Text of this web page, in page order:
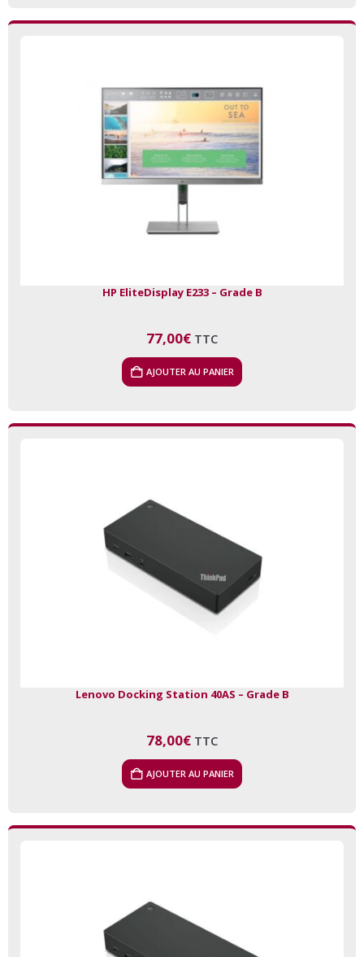
HP EliteDisplay E233 – Grade B
77,00€ TTC
AJOUTER AU PANIER
Lenovo Docking Station 40AS – Grade B
78,00€ TTC
AJOUTER AU PANIER